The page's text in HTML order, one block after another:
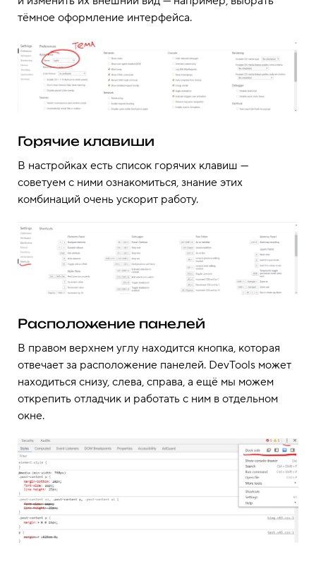
тёмное оформление интерфейса.
Горячие клавиши
В настройках есть список горячих клавиш —
советуем с ними ознакомиться, знание этих
комбинаций очень ускорит работу.
Расположение панелей
В правом верхнем углу находится кнопка, которая
отвечает за расположение панелей. DevTools может
находиться снизу, слева, справа, а ещё мы можем
открепить отладчик и работать с ним в отдельном
окне.